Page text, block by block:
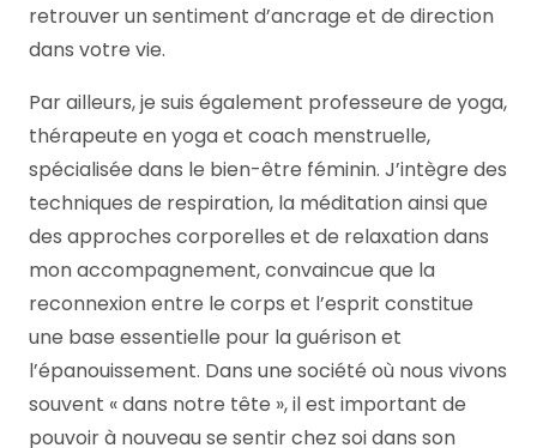
retrouver un sentiment d’ancrage et de direction
dans votre vie.
Par ailleurs, je suis également professeure de yoga,
thérapeute en yoga et coach menstruelle,
spécialisée dans le bien-être féminin. J’intègre des
techniques de respiration, la méditation ainsi que
des approches corporelles et de relaxation dans
mon accompagnement, convaincue que la
reconnexion entre le corps et l’esprit constitue
une base essentielle pour la guérison et
l’épanouissement. Dans une société où nous vivons
souvent « dans notre tête », il est important de
pouvoir à nouveau se sentir chez soi dans son